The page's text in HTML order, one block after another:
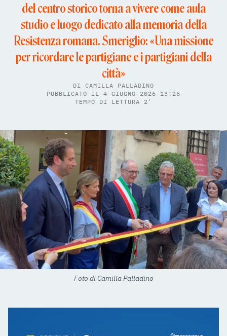
del centro storico torna a vivere come aula
studio e luogo dedicato alla memoria della
Resistenza romana. Smeriglio: «Una missione
per ricordare le partigiane e i partigiani della
città»
DI CAMILLA PALLADINO
PUBBLICATO IL 4 GIUGNO 2026 13:26
TEMPO DI LETTURA 2'
Foto di Camilla Palladino